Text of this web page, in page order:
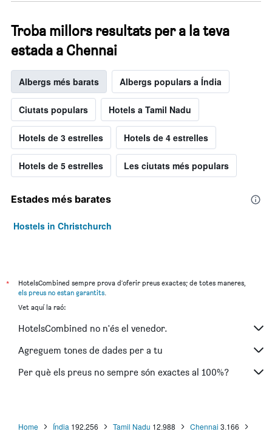
Troba millors resultats per a la teva
estada a Chennai
Albergs més barats Albergs populars a Índia
Ciutats populars Hotels a Tamil Nadu
Hotels de 3 estrelles Hotels de 4 estrelles
Hotels de 5 estrelles Les ciutats més populars
Estades més barates
Hostels in Christchurch
*
HotelsCombined sempre prova d'oferir preus exactes; de totes maneres,
els preus no estan garantits.
Vet aquí la raó:
HotelsCombined no n'és el venedor.
Agreguem tones de dades per a tu
Per què els preus no sempre són exactes al 100%?
Home Índia 192.256 Tamil Nadu 12.988 Chennai 3.166